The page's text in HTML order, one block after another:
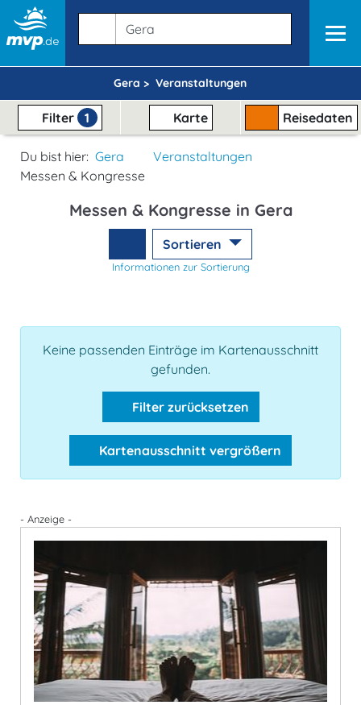
Gera > Veranstaltungen
Filter 1 Karte Reisedaten
Du bist hier: Gera
Veranstaltungen
Messen & Kongresse
Messen & Kongresse in Gera
Sortieren
Informationen zur Sortierung
Keine passenden Einträge im Kartenausschnitt
gefunden.
Filter zurücksetzen
Kartenausschnitt vergrößern
- Anzeige -